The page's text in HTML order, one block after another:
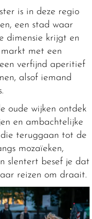
is in deze regio
een stad waar
dimensie krijgt en
met een
verfijnd aperitief
alsof iemand
oude wijken ontdek
en ambachtelijke
die teruggaan tot de
mozaïeken,
slentert besef je dat
reizen om draait.